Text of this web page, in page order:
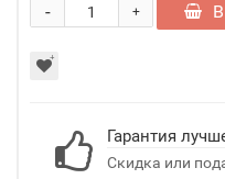
+
-
Гарантия
Скидка или